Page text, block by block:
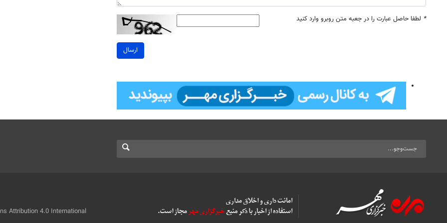
* لطفا حاصل عبارت را در جعبه متن روبرو وارد کنید
ارسال
Attribution 4.0 International